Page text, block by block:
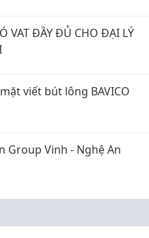
VAT ĐẦY ĐỦ CHO ĐẠI LÝ
viết bút lông BAVICO
Group Vinh - Nghệ An